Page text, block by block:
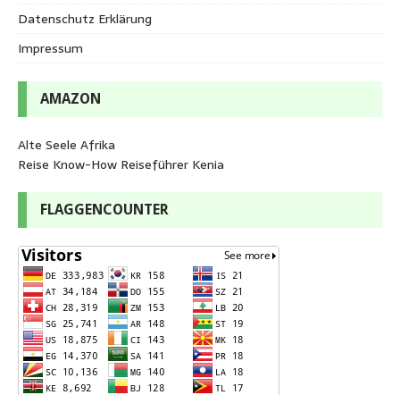
Datenschutz Erklärung
Impressum
AMAZON
Alte Seele Afrika
Reise Know-How Reiseführer Kenia
FLAGGENCOUNTER